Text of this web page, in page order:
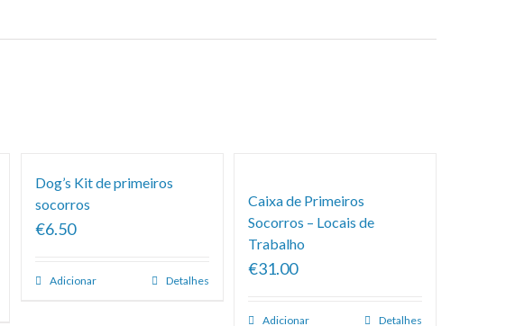
Dog’s Kit de primeiros
socorros
€6.50
Adicionar Detalhes
Caixa de Primeiros
Socorros – Locais de
Trabalho
€31.00
Adicionar Detalhes